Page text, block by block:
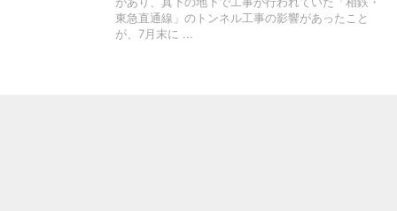
東急直通線」のトンネル工事の影響があったこと
が、7月末に ...